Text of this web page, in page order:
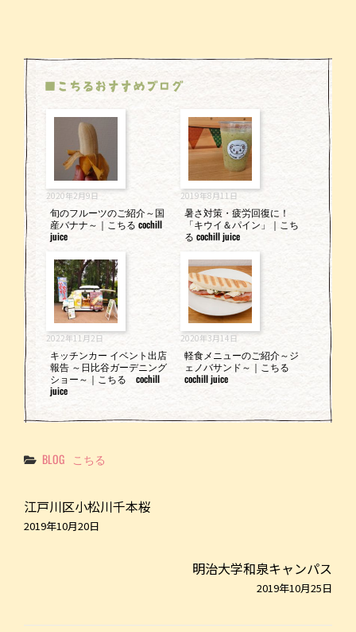
■こちるおすすめブログ
2020年2月9日
旬のフルーツのご紹介～国
産バナナ～｜こちる cochill
juice
2019年8月11日
暑さ対策・疲労回復に！
「キウイ＆パイン」｜こち
る cochill juice
2022年11月2日
キッチンカー イベント出店
報告 ～日比谷ガーデニング
ショー～｜こちる cochill
juice
2020年3月14日
軽食メニューのご紹介～ジ
ェノバサンド～｜こちる
cochill juice
Categories
BLOG こちる
江戸川区小松川千本桜
2019年10月20日
明治大学和泉キャンパス
2019年10月25日